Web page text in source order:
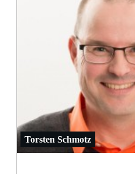
Torsten Schmotz